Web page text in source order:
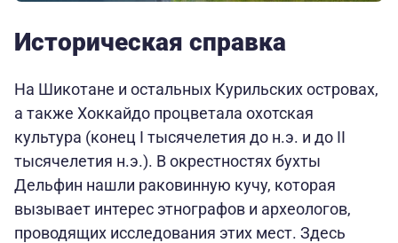
Историческая справка
На Шикотане и остальных Курильских островах,
а также Хоккайдо процветала охотская
культура (конец I тысячелетия до н.э. и до II
тысячелетия н.э.). В окрестностях бухты
Дельфин нашли раковинную кучу, которая
вызывает интерес этнографов и археологов,
проводящих исследования этих мест. Здесь